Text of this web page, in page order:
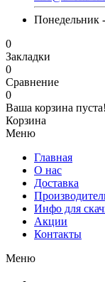
Понедельник
0
Закладки
0
Сравнение
0
Ваша корзина пуста!
Корзина
Меню
Главная
О нас
Доставка
Инфо для
Акции
Контакты
Меню